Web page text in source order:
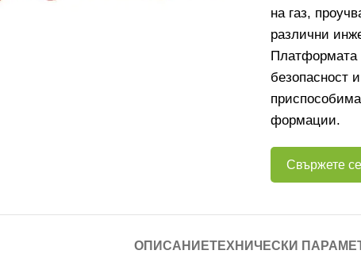
на газ,
различни
Платформата
безопасност
формации.
Свържете
ОПИСАНИЕТЕХНИЧЕСКИ